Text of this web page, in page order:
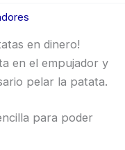
en dinero!
en el empujador y
pelar la patata.
para poder